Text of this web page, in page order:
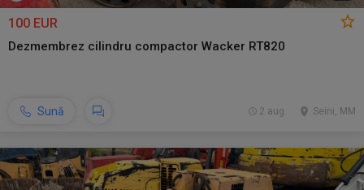
100 EUR
Dezmembrez cilindru compactor Wacker RT820
Sună Seini, MM
2 aug.